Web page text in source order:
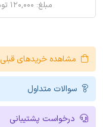
مبلغ: ۱۲۰,۰۰۰ تومان
مشاهده خریدهای قبلی
سوالات متداول
درخواست پشتیبانی